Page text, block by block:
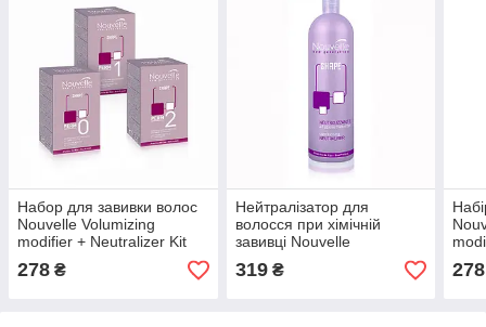
Набор для завивки волос
Nouvelle Volumizing
modifier + Neutralizer Kit
для нормальных волос 1
278 ₴
Нейтралізатор для
волосся при хімічній
завивці Nouvelle
Conditioning Neutralizer
319₴
для
2
278